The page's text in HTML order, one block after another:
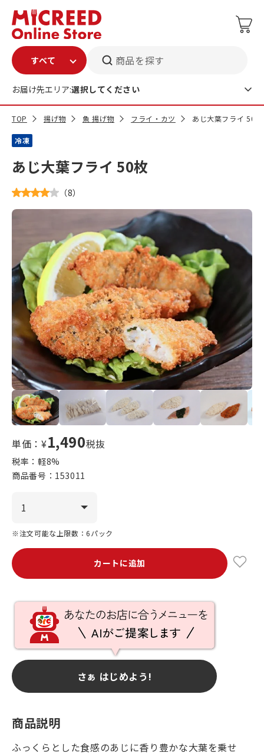
商品を探す
お届け先エリア:選択してください
TOP 揚げ物 魚 揚げ物 フライ・カツ あじ大葉フライ 50枚
冷凍
あじ大葉フライ 50枚
（8）
単価：¥1,490税抜
税率：軽8%
商品番号： 153011
※注文可能な上限数：6パック
カートに追加
さぁ はじめよう!
商品説明
ふっくらとした食感のあじに香り豊かな大葉を乗せ